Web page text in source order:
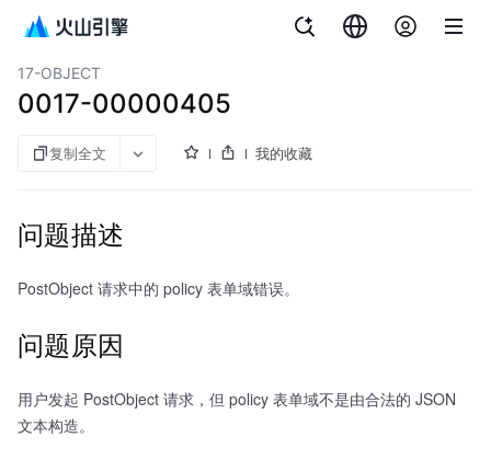
对象存储
17-OBJECT
0017-00000405
复制全文 我的收藏
问题描述
PostObject 请求中的 policy 表单域错误。
问题原因
用户发起 PostObject 请求，但 policy 表单域不是由合法的 JSON
文本构造。